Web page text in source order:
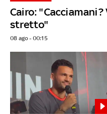
Cairo:
stretto"
08 ago - 00:15